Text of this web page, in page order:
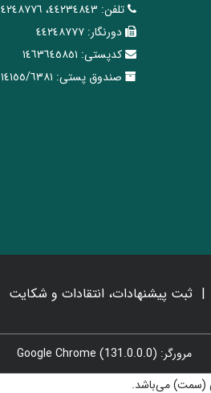
تلفن: ٤٤٢٣٤٨٤٣، ٤٤٢٤٨٧٧٦، ٤٤٢٤٧٦٣١
دورنگار: ٤٤٢٤٨٧٧٧
کدپستی: ١٤٦٣٦٤٥٨٥١
صندوق پستی: ١٤١٥٥/٦٣٨١
ثبت پیشنهادات، انتقادات و شکایت
مرورگر: Google Chrome (131.0.0.0)
(سمت) می‌باشد.